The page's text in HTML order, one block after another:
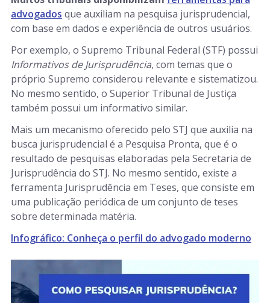
advogados que auxiliam na pesquisa jurisprudencial,
com base em dados e experiência de outros usuários.
Por exemplo, o Supremo Tribunal Federal (STF) possui
Informativos de Jurisprudência, com temas que o
próprio Supremo considerou relevante e sistematizou.
No mesmo sentido, o Superior Tribunal de Justiça
também possui um informativo similar.
Mais um mecanismo oferecido pelo STJ que auxilia na
busca jurisprudencial é a Pesquisa Pronta, que é o
resultado de pesquisas elaboradas pela Secretaria de
Jurisprudência do STJ. No mesmo sentido, existe a
ferramenta Jurisprudência em Teses, que consiste em
uma publicação periódica de um conjunto de teses
sobre determinada matéria.
Infográfico: Conheça o perfil do advogado moderno